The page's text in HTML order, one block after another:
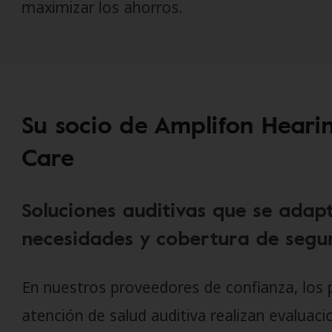
maximizar los ahorros.
Su socio de Amplifon
Care
Soluciones auditivas que se
necesidades y cobertura de
En nuestros proveedores de confianza, los
atención de salud auditiva realizan